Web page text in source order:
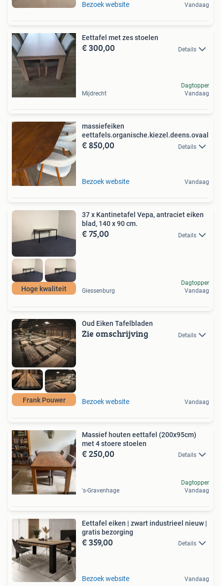
Bezoek website Vandaag
Eettafel met zes stoelen
€ 300,00 Details
Mijdrecht
Dagtopper
Vandaag
massiefeiken
eettafels.organische.kiezel.deens.ovaal
€ 850,00 Details
Bezoek website Vandaag
Hoge kwaliteit
37 x Kantinetafel Vepa, antraciet eiken
blad, 140 x 90 cm.
€ 75,00 Details
Giessenburg
Dagtopper
Vandaag
Frank Pouwer
Oud Eiken Tafelbladen
Zie omschrijving Details
Bezoek website Vandaag
Massief houten eettafel (200x95cm)
met 4 stoere stoelen
€ 250,00 Details
's-Gravenhage
Dagtopper
Vandaag
Eettafel eiken | zwart industrieel nieuw |
gratis bezorging
€ 359,00 Details
Bezoek website Vandaag